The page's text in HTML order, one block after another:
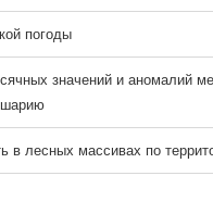
погоды
значений и аномалий
в лесных массивах по